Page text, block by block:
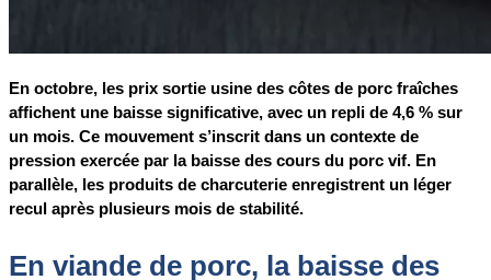
En octobre, les prix sortie usine des côtes de porc fraîches
affichent une baisse significative, avec un repli de 4,6 % sur
un mois. Ce mouvement s’inscrit dans un contexte de
pression exercée par la baisse des cours du porc vif. En
parallèle, les produits de charcuterie enregistrent un léger
recul après plusieurs mois de stabilité.
En viande de porc, la baisse des